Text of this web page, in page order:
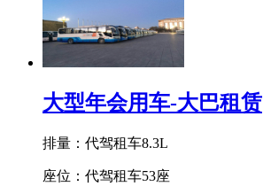
大型年会用车-大巴租赁
排量：代驾租车8.3L
座位：代驾租车53座